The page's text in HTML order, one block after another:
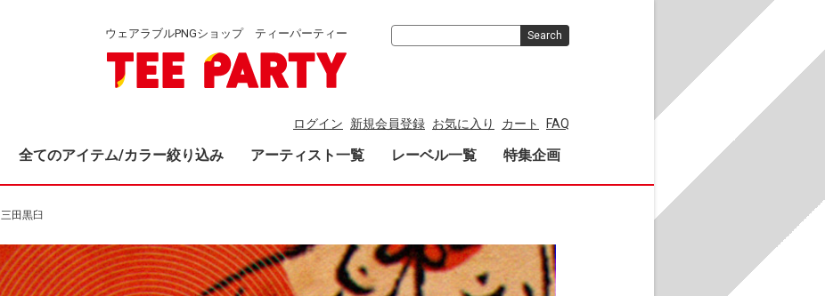
ウェアラブルPNGショップ ティーパーティー
ログイン 新規会員登録 お気に入り カート FAQ
全てのアイテム/カラー絞り込み アーティスト一覧 レーベル一覧 特集企画
Search
三田黒臼